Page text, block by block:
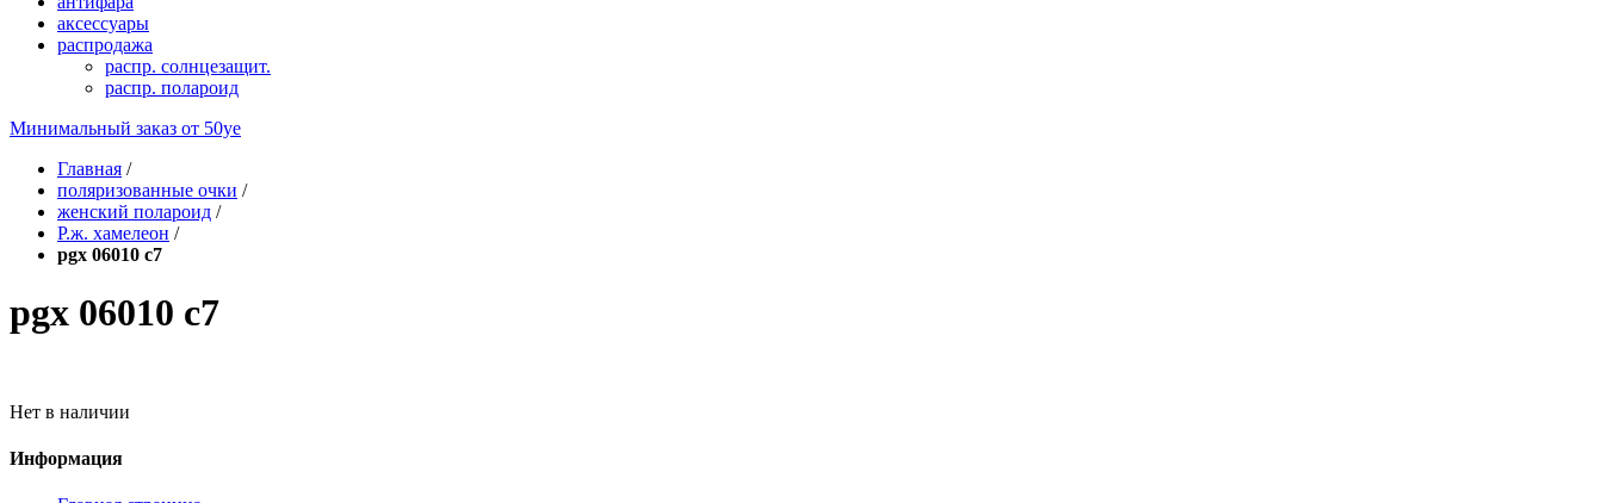
аксессуары
распродажа
распр. солнцезащит.
распр. полароид
Минимальный заказ от 50уе
Главная /
поляризованные очки /
женский полароид /
P.ж. хамелеон /
pgx 06010 c7
pgx 06010 c7
Нет в наличии
Информация